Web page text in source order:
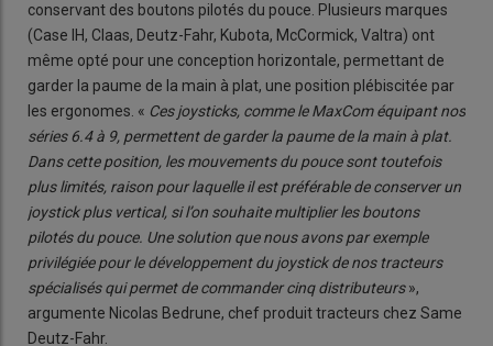
conservant des boutons pilotés du pouce. Plusieurs marques
(Case IH, Claas, Deutz-Fahr, Kubota, McCormick, Valtra) ont
même opté pour une conception horizontale, permettant de
garder la paume de la main à plat, une position plébiscitée par
les ergonomes. « Ces joysticks, comme le MaxCom équipant nos
séries 6.4 à 9, permettent de garder la paume de la main à plat.
Dans cette position, les mouvements du pouce sont toutefois
plus limités, raison pour laquelle il est préférable de conserver un
joystick plus vertical, si l’on souhaite multiplier les boutons
pilotés du pouce. Une solution que nous avons par exemple
privilégiée pour le développement du joystick de nos tracteurs
spécialisés qui permet de commander cinq distributeurs»,
argumente Nicolas Bedrune, chef produit tracteurs chez Same
Deutz-Fahr.